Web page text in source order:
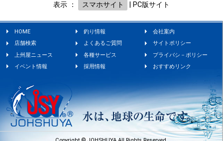
表示 ： スマホサイト PC版サイト
HOME 釣り情報
会社案内
店舗検索
よくあるご質問
サイトポリシー
上州屋ニュース
各種サービス
プライバシ－ポリシー
イベント情報
採用情報 おすすめリンク